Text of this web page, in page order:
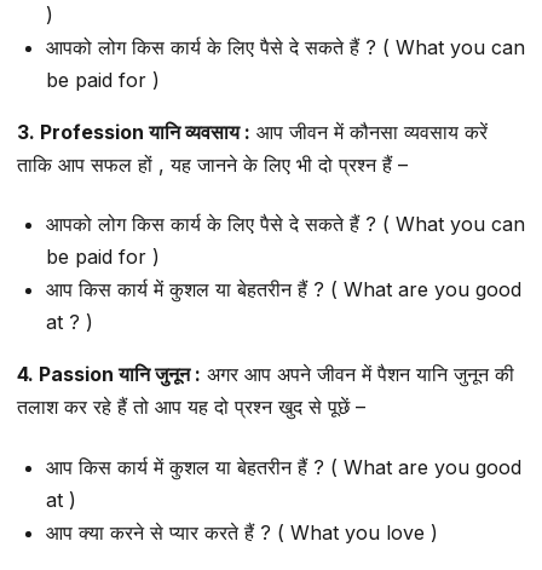
)
आपको लोग किस कार्य के लिए पैसे दे सकते हैं ? ( What you can
be paid for )
3. Profession यानि व्यवसाय : आप जीवन में कौनसा व्यवसाय करें
ताकि आप सफल हों , यह जानने के लिए भी दो प्रश्न हैं –
आपको लोग किस कार्य के लिए पैसे दे सकते हैं ? ( What you can
be paid for )
आप किस कार्य में कुशल या बेहतरीन हैं ? ( What are you good
at ? )
4. Passion यानि जुनून : अगर आप अपने जीवन में पैशन यानि जुनून की
तलाश कर रहे हैं तो आप यह दो प्रश्न खुद से पूछें –
आप किस कार्य में कुशल या बेहतरीन हैं ? ( What are you good
at )
आप क्या करने से प्यार करते हैं ? ( What you love )